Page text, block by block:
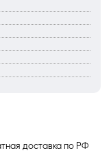
доставка по РФ